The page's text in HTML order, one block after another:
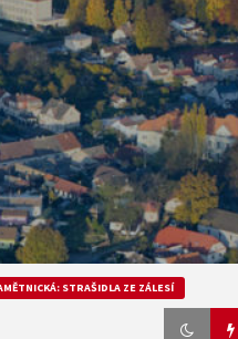
STRAŠIDLA ZE ZÁLESÍ